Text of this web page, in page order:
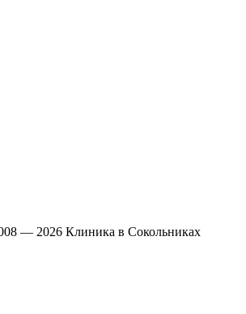
— 2026 Клиника в Сокольниках